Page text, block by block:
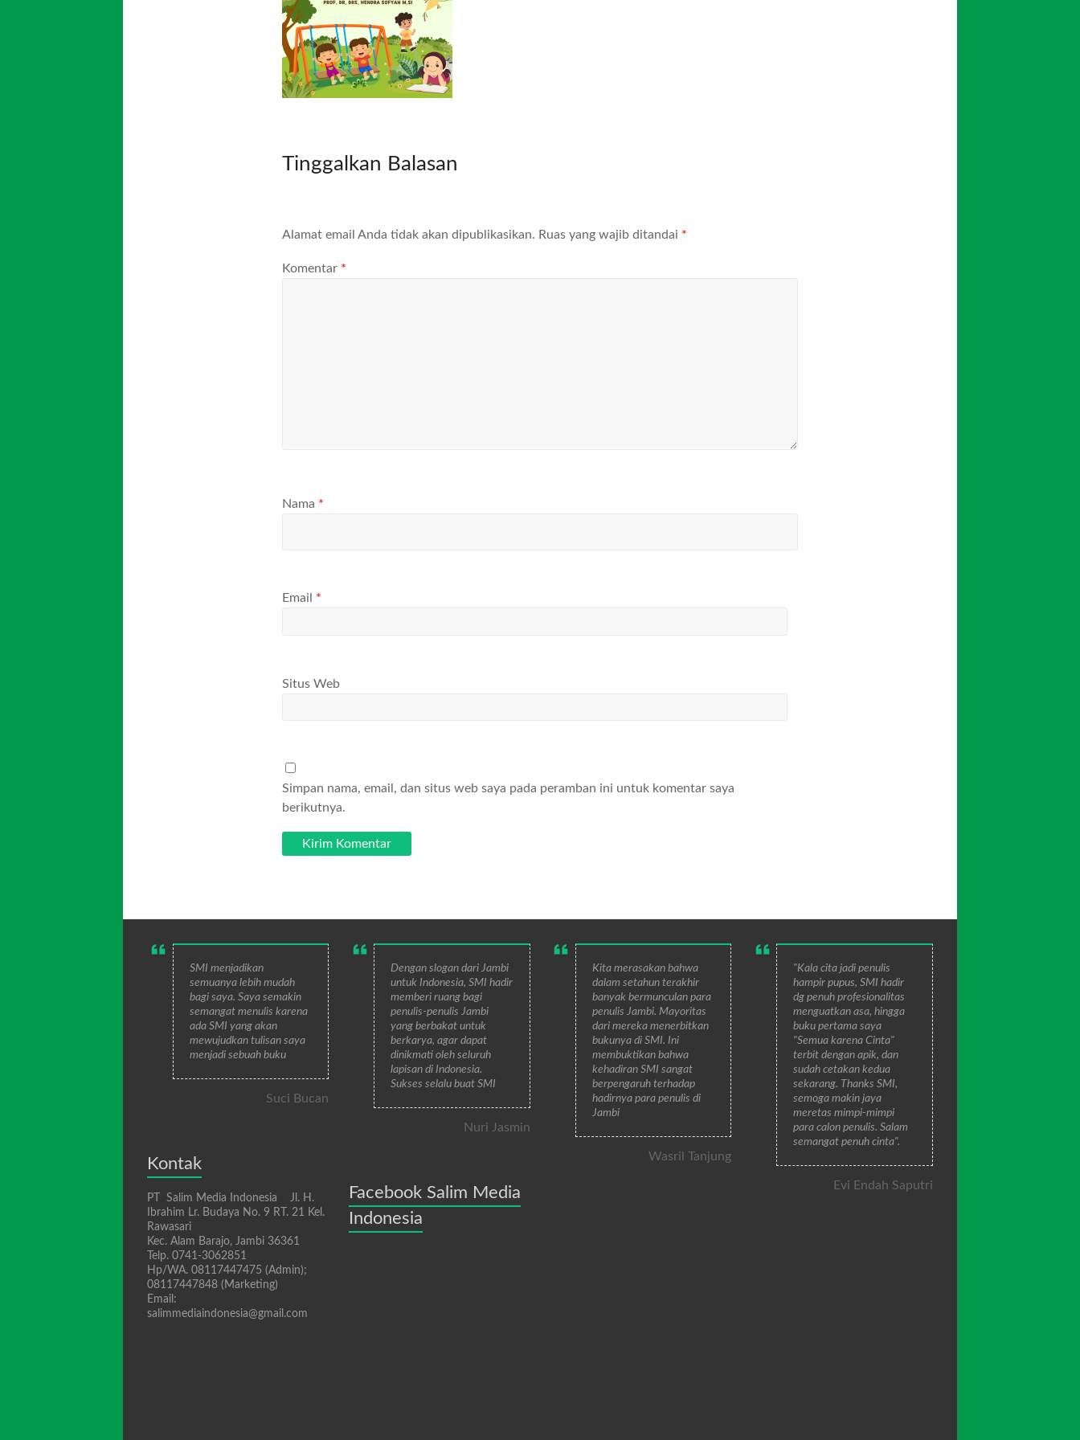
Tinggalkan Balasan
Alamat email Anda tidak akan dipublikasikan. Ruas yang wajib ditandai *
Komentar *
Nama *
Email *
Situs Web
Simpan nama, email, dan situs web saya pada peramban ini untuk komentar saya
berikutnya.
SMI menjadikan
semuanya lebih mudah
bagi saya. Saya semakin
semangat menulis karena
ada SMI yang akan
mewujudkan tulisan saya
menjadi sebuah buku
Suci Bucan
Kontak
PT Salim Media Indonesia Jl. H.
Ibrahim Lr. Budaya No. 9 RT. 21 Kel.
Rawasari
Kec. Alam Barajo, Jambi 36361
Telp. 0741-3062851
Hp/WA. 08117447475 (Admin);
08117447848 (Marketing)
Email:
salimmediaindonesia@gmail.com
Dengan slogan dari Jambi
untuk Indonesia, SMI hadir
memberi ruang bagi
penulis-penulis Jambi
yang berbakat untuk
berkarya, agar dapat
dinikmati oleh seluruh
lapisan di Indonesia.
Sukses selalu buat SMI
Nuri Jasmin
Facebook Salim Media
Indonesia
Kita merasakan bahwa
dalam setahun terakhir
banyak bermunculan para
penulis Jambi. Mayoritas
dari mereka menerbitkan
bukunya di SMI. Ini
membuktikan bahwa
kehadiran SMI sangat
berpengaruh terhadap
hadirnya para penulis di
Jambi
Wasril Tanjung
"Kala cita jadi penulis
hampir pupus, SMI hadir
dg penuh profesionalitas
menguatkan asa, hingga
buku pertama saya
"Semua karena Cinta"
terbit dengan apik, dan
sudah cetakan kedua
sekarang. Thanks SMI,
semoga makin jaya
meretas mimpi-mimpi
para calon penulis. Salam
semangat penuh cinta".
Evi Endah Saputri